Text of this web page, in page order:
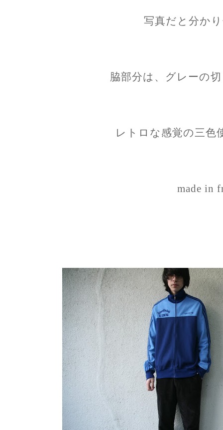
写真だと分か
脇部分は、グレーの
レトロな感覚の三色
made in